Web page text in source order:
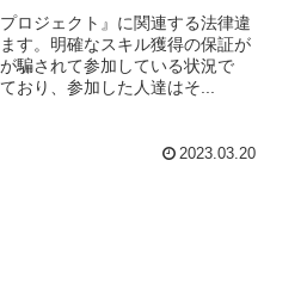
ロジェクト』に関連する法律違
す。明確なスキル獲得の保証が
騙されて参加している状況で
おり、参加した人達はそ...
2023.03.20